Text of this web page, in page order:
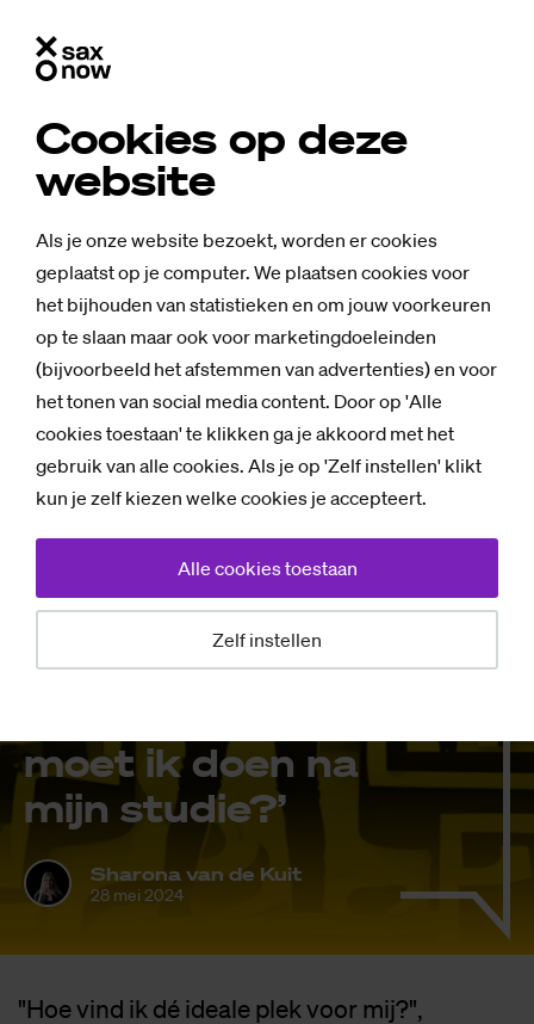
Cookies op deze
website
Als je onze website bezoekt, worden er cookies
geplaatst op je computer. We plaatsen cookies voor
het bijhouden van statistieken en om jouw voorkeuren
op te slaan maar ook voor marketingdoeleinden
(bijvoorbeeld het afstemmen van advertenties) en voor
het tonen van social media content. Door op 'Alle
cookies toestaan' te klikken ga je akkoord met het
gebruik van alle cookies. Als je op 'Zelf instellen' klikt
kun je zelf kiezen welke cookies je accepteert.
Zelf instellen
Alle cookies toestaan
Achtergrond
Ex­perts help als­
moet ik doen na
mijn stu­die?’
Sharona van de Kuit
28 mei 2024
"Hoe vind ik dé ideale plek voor mij?",